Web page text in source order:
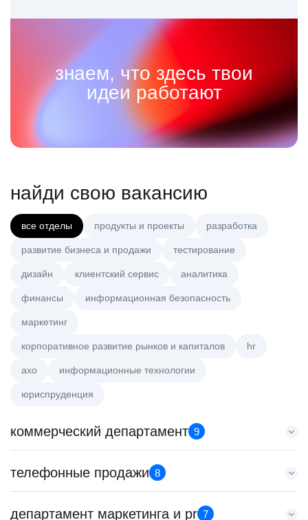
знаем, что здесь твои
идеи работают
найди свою вакансию
все отделы продукты и проекты разработка
развитие бизнеса и продажи тестирование
дизайн клиентский сервис аналитика
финансы информационная безопасность
маркетинг
корпоративное развитие рынков и капиталов hr
axo информационные технологии
юриспруденция
коммерческий департамент 9
Key Account Manager (EdTech)
HeadHunter::Коммерческий департамент
150000 ₽
телефонные продажи 8
департамент маркетинга и pr 7